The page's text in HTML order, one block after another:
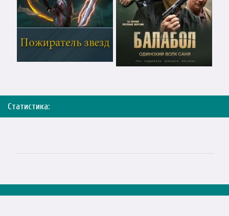
Статистика: